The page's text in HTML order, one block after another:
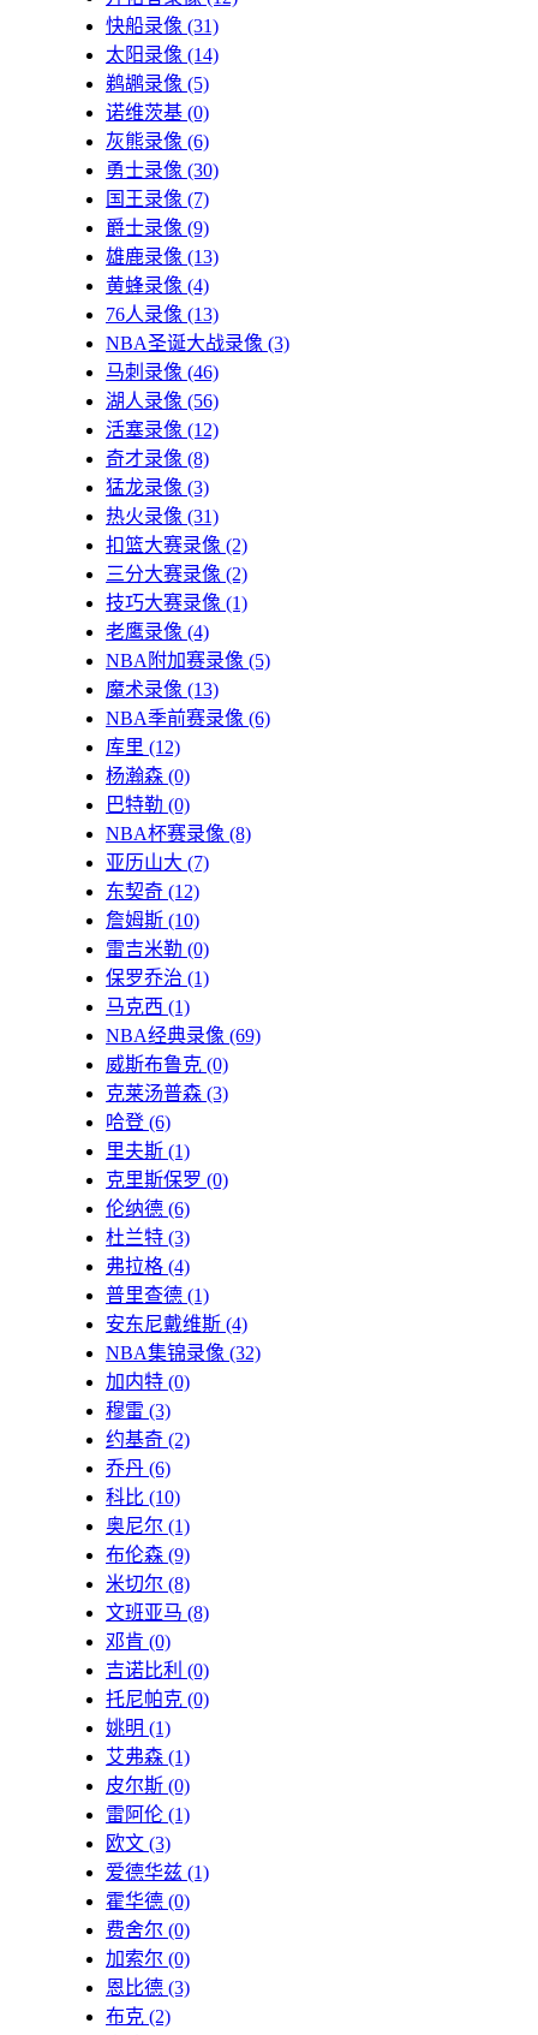
快船录像 (31)
太阳录像 (14)
鹈鹕录像 (5)
诺维茨基 (0)
灰熊录像 (6)
勇士录像 (30)
国王录像 (7)
爵士录像 (9)
雄鹿录像 (13)
黄蜂录像 (4)
76人录像 (13)
NBA圣诞大战录像 (3)
马刺录像 (46)
湖人录像 (56)
活塞录像 (12)
奇才录像 (8)
猛龙录像 (3)
热火录像 (31)
扣篮大赛录像 (2)
三分大赛录像 (2)
技巧大赛录像 (1)
老鹰录像 (4)
NBA附加赛录像 (5)
魔术录像 (13)
NBA季前赛录像 (6)
库里 (12)
杨瀚森 (0)
巴特勒 (0)
NBA杯赛录像 (8)
亚历山大 (7)
东契奇 (12)
詹姆斯 (10)
雷吉米勒 (0)
保罗乔治 (1)
马克西 (1)
NBA经典录像 (69)
威斯布鲁克 (0)
克莱汤普森 (3)
哈登 (6)
里夫斯 (1)
克里斯保罗 (0)
伦纳德 (6)
杜兰特 (3)
弗拉格 (4)
普里查德 (1)
安东尼戴维斯 (4)
NBA集锦录像 (32)
加内特 (0)
穆雷 (3)
约基奇 (2)
乔丹 (6)
科比 (10)
奥尼尔 (1)
布伦森 (9)
米切尔 (8)
文班亚马 (8)
邓肯 (0)
吉诺比利 (0)
托尼帕克 (0)
姚明 (1)
艾弗森 (1)
皮尔斯 (0)
雷阿伦 (1)
欧文 (3)
爱德华兹 (1)
霍华德 (0)
费舍尔 (0)
加索尔 (0)
恩比德 (3)
布克 (2)